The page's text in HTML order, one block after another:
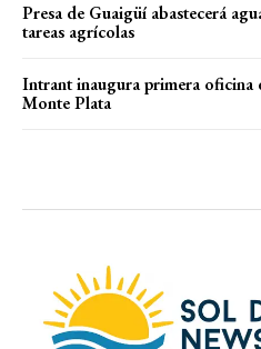
Presa de Guaigüí abastecerá
tareas agrícolas
Intrant inaugura primera oficina
Monte Plata